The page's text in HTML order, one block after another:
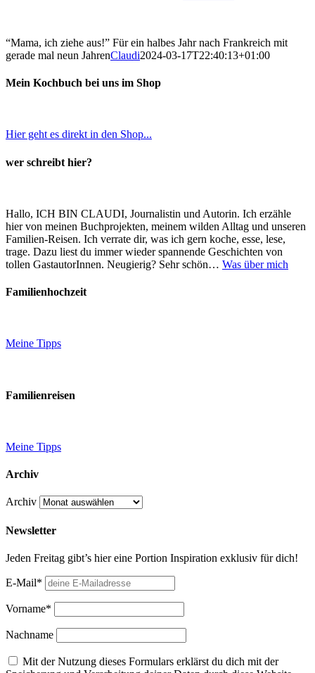
“Mama, ich ziehe aus!” Für ein halbes Jahr nach Frankreich mit
gerade mal neun JahrenClaudi2024-03-17T22:40:13+01:00
Mein Kochbuch bei uns im Shop
Hier geht es direkt in den Shop...
wer schreibt hier?
Hallo, ICH BIN CLAUDI, Journalistin und Autorin. Ich erzähle
hier von meinen Buchprojekten, meinem wilden Alltag und unseren
Familien-Reisen. Ich verrate dir, was ich gern koche, esse, lese,
trage. Dazu liest du immer wieder spannende Geschichten von
tollen GastautorInnen. Neugierig? Sehr schön… Was über mich
Familienhochzeit
Meine Tipps
Familienreisen
Meine Tipps
Archiv
Archiv
Newsletter
Jeden Freitag gibt’s hier eine Portion Inspiration exklusiv für dich!
E-Mail*
Vorname*
Nachname
Mit der Nutzung dieses Formulars erklärst du dich mit der